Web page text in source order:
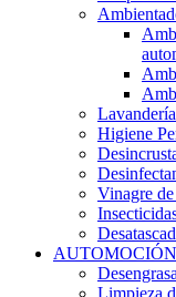
Higiene
Vinagre
AUTOMOCIÓN
Limpieza